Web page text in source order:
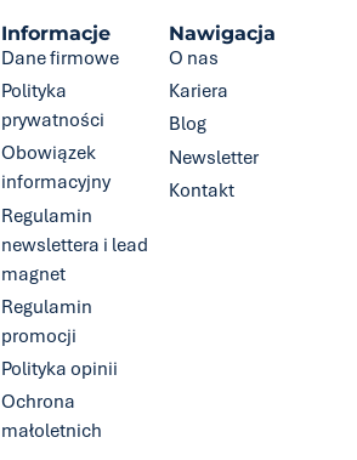
Informacje
Dane firmowe
Polityka
prywatności
Obowiązek
informacyjny
Regulamin
newslettera i lead
magnet
Regulamin
promocji
Polityka opinii
Ochrona
małoletnich
Nawigacja
O nas
Kariera
Blog
Newsletter
Kontakt